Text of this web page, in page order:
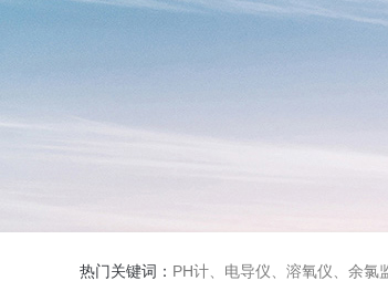
热门关键词： PH计、电导仪、溶氧仪、余氯监测仪，钠